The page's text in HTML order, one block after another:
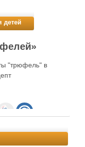
детей
"трюфель" в